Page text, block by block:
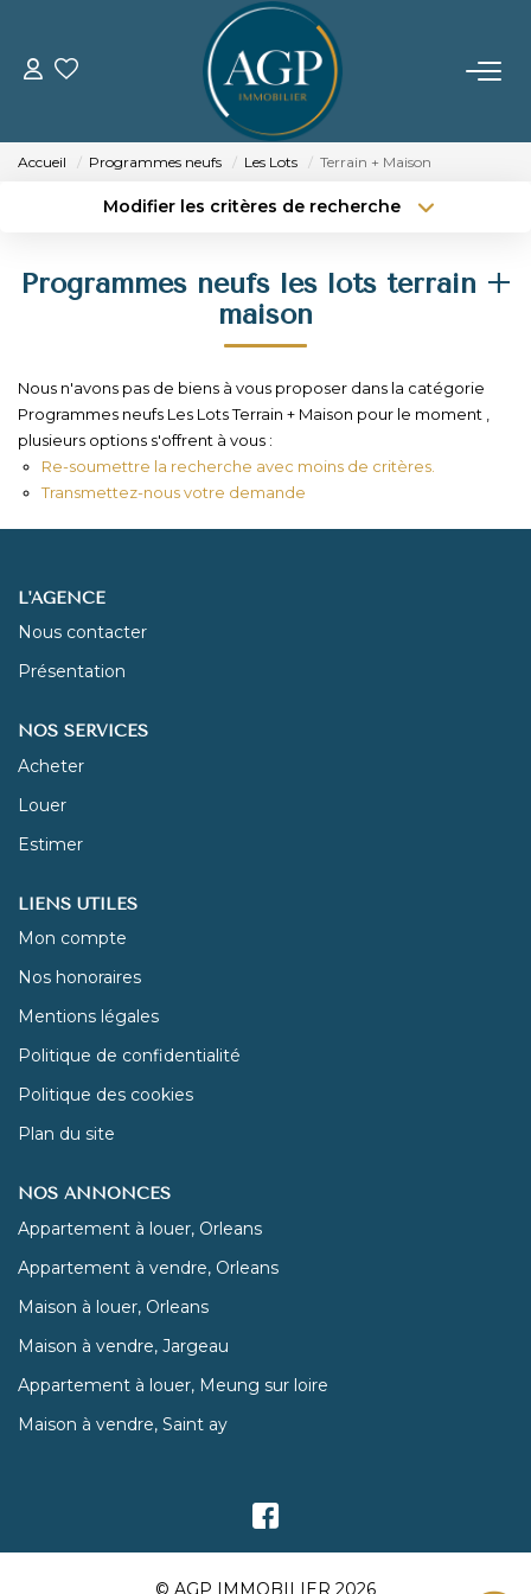
ACHETER
Nos Biens Vendus
GERER
Accueil Programmes neufs Les Lots Terrain + Maison
Modifier les critères de recherche
Sélectionnez...
Type de bien
Créer une alerte
Programmes neufs les lots terrain +
maison
Nous n'avons pas de biens à vous proposer dans la catégorie
Programmes neufs Les Lots Terrain + Maison pour le moment ,
plusieurs options s'offrent à vous :
Re-soumettre la recherche avec moins de critères.
Transmettez-nous votre demande
L'AGENCE
Nous contacter
Présentation
NOS SERVICES
Acheter
Louer
Estimer
LIENS UTILES
Mon compte
Nos honoraires
Mentions légales
Politique de confidentialité
Politique des cookies
Plan du site
NOS ANNONCES
Appartement à louer, Orleans
Appartement à vendre, Orleans
Maison à louer, Orleans
Maison à vendre, Jargeau
Appartement à louer, Meung sur loire
Maison à vendre, Saint ay
© AGP IMMOBILIER 2026